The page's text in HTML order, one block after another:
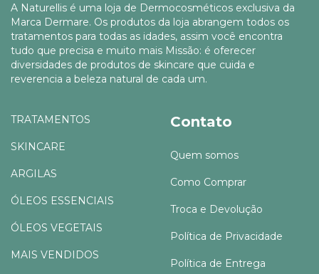
A Naturellis é uma loja de Dermocosméticos exclusiva da
Marca Dermare. Os produtos da loja abrangem todos os
tratamentos para todas as idades, assim você encontra
tudo que precisa e muito mais Missão: é oferecer
diversidades de produtos de skincare que cuida e
reverencia a beleza natural de cada um.
TRATAMENTOS
SKINCARE
ARGILAS
ÓLEOS ESSENCIAIS
ÓLEOS VEGETAIS
MAIS VENDIDOS
Contato
Quem somos
Como Comprar
Troca e Devolução
Política de Privacidade
Política de Entrega